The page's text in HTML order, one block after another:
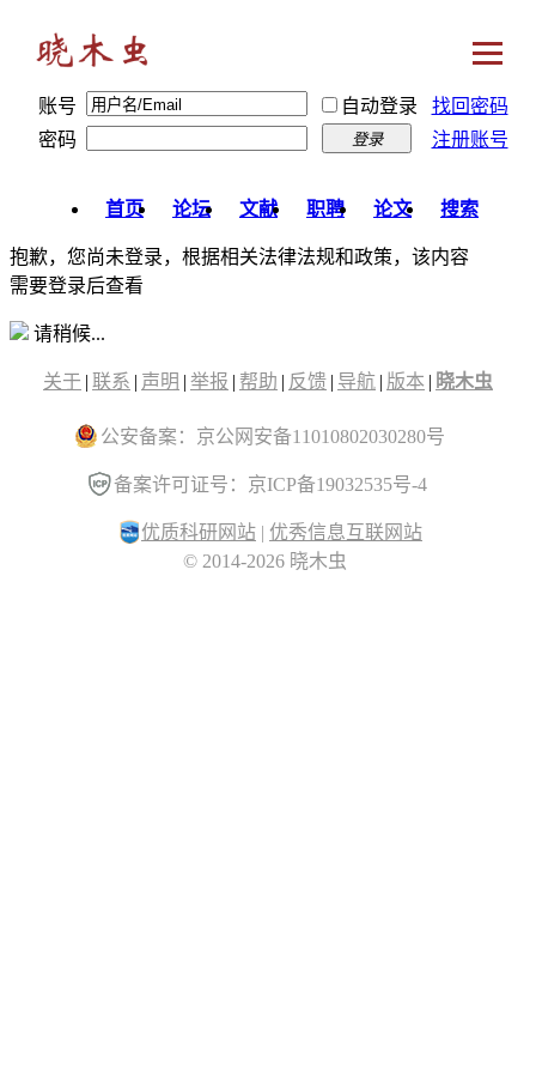
账号 自动登录
找回密码
密码
登录 注册账号
首页 论坛 文献 职聘 论文 搜索
抱歉，您尚未登录，根据相关法律法规和政策，该内容
需要登录后查看
请稍候...
关于 | 联系 | 声明 | 举报 | 帮助 | 反馈 | 导航 | 版本 | 晓木虫
公安备案：京公网安备11010802030280号
备案许可证号：京ICP备19032535号-4
优质科研网站 | 优秀信息互联网站
© 2014-2026 晓木虫